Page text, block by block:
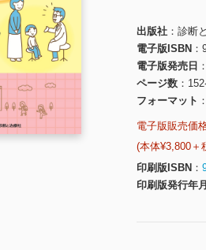
出版社
診断
電子版ISBN
電子版発売日
ページ数
フォーマット
電子版販売価
(本体¥3,800＋
印刷版ISBN
印刷版発行年月